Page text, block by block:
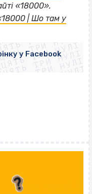
«18000».
| Шо там у
ТРИ НУЛІ
ТРИ НУЛІ
ТРИ НУЛІ
ТРИ НУЛІ
ТРИ НУЛІ
ТРИ НУЛІ
ТРИ НУЛІ
ТРИ НУЛІ
у Facebook